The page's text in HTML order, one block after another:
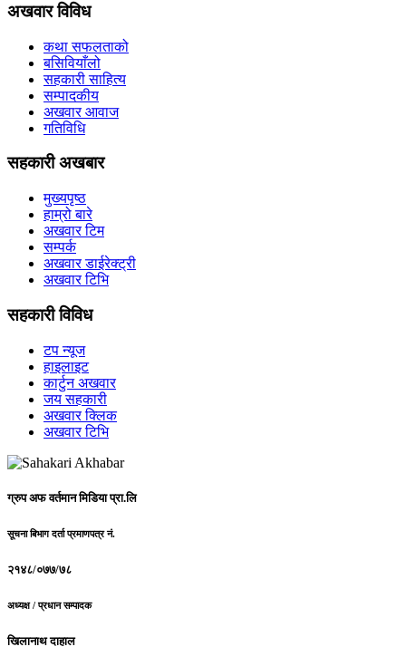
अखवार विविध
कथा सफलताको
बसिवियाँलो
सहकारी साहित्य
सम्पादकीय
अखवार आवाज
गतिविधि
सहकारी अखबार
मुख्यपृष्ठ
हाम्रो बारे
अखवार टिम
सम्पर्क
अखवार डाईरेक्ट्री
अखवार टिभि
सहकारी विविध
टप न्यूज
हाइलाइट
कार्टुन अखवार
जय सहकारी
अखवार क्लिक
अखवार टिभि
ग्रुप अफ वर्तमान मिडिया प्रा.लि
सूचना बिभाग दर्ता प्रमाणपत्र नं.
२१४८/०७७/७८
अध्यक्ष / प्रधान सम्पादक
खिलानाथ दाहाल